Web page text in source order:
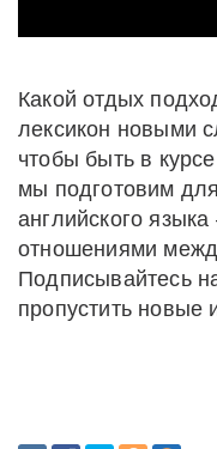
Какой отдых
лексикон новыми
чтобы быть в
мы подготовим
английского
отношениями
Подписывайтесь
пропустить новые